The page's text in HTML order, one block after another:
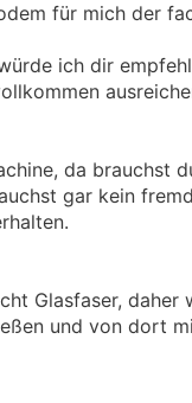
für mich der
ich dir
da brauchst
gar kein
Glasfaser,
und von dort